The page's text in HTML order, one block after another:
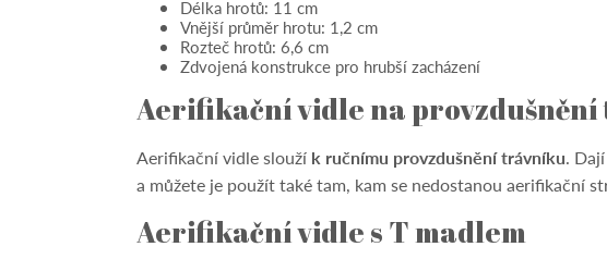
Délka hrotů: 11 cm
Vnější průměr hrotu: 1,2 cm
Rozteč hrotů: 6,6 cm
Zdvojená konstrukce pro hrubší zacházení
Aerifikační vidle na
Aerifikační vidle slouží k ručnímu provzdušnění trávníku.
a můžete je použít také tam, kam se nedostanou aerifikační
Aerifikační vidle s T madlem